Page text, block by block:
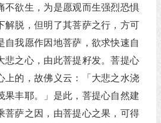
不欲生，为是愿观而生强烈恐惧
解脱，但明了其菩萨之行，方可
自我愿作因地菩萨，欲求快速自
悲之心，由此菩提籽发。菩提心
上的，故佛义云：「大悲之水浇
果丰耶。」是此，菩提心自然建
菩萨之因，由菩提心之果，可得